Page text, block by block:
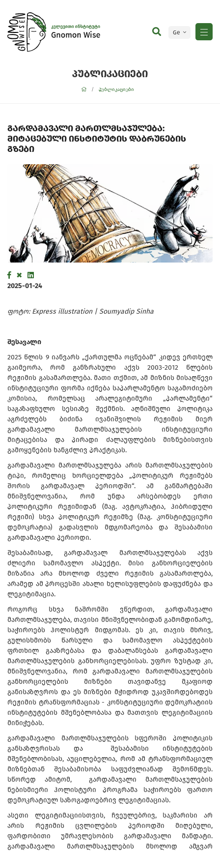
Ge
პუბლიკაციები
პუბლიკაციები
გარდამავალი მართლმსაჯულება:
მიტაცებული ინსტიტუტის დაბრუნების
გზები
2025-01-24
ფოტო: Express illustration | Soumyadip Sinha
შესავალი
2025 წლის 9 იანვარს „ქართულმა ოცნებამ“ კიდევ ერთხელ
გაიმეორა, რომ განზრახული აქვს 2003-2012 წლების
რეჟიმის გასამართლება. მათი თქმით, ამ მიზნის მისაღწევი
ინსტიტუციური ფორმა იქნება საპარლამენტო საგამოძიებო
კომისია, რომელსაც არალეგიტიმური „პარლამენტი“
საგაზაფხულო სესიაზე შექმნის. აღნიშნული პოლიტიკა
აგრძელებს ბიძინა ივანიშვილის რეჟიმის მიერ
გარდამავალი მართლმსაჯულების ინსტიტუციური
მიტაცებისა და პირადი ძალაუფლების მიზნებისთვის
გამოყენების ხანგძლივ პრაქტიკას.
გარდამავალი მართლმსაჯულება არის მართლმსაჯულების
ტიპი, რომელიც ხორციელდება „პოლიტიკურ რეჟიმებს
შორის გარდამავალ პერიოდში“. ამ განმარტებაში
მნიშვნელოვანია, რომ უნდა არსებობდეს ერთი
პოლიტიკური რეჟიმიდან (მაგ. ავტოკრატია, ჰიბრიდული
რეჟიმი) სხვა პოლიტიკურ რეჟიმზე (მაგ. კონსტიტუციური
დემოკრატია) გადასვლის მდგომარეობა და შესაბამისი
გარდამავალი პერიოდი.
შესაბამისად, გარდამავალ მართლმსაჯულებას აქვს
ძლიერი სამომავლო ასპექტი. მისი განხორციელების
მიზანია არა მხოლოდ ძველი რეჟიმის გასამართლება,
არამედ ამ პროცესში ახალი ხელისუფლების დაფუძნება და
ლეგიტიმაცია.
როგორც სხვა ნაშრომში ვწერდით, გარდამავალი
მართლმსაჯულება, თავისი მნიშვნელობიდან გამომდინარე,
საჭიროებს ჰოლისტურ მიდგომას. ეს კი, თავის მხრივ,
გულისხმობს წარსული და სამომავლო ასპექტების
ფრთხილ გააზრებასა და დაბალანსებას გარდამავალი
მართლმსაჯულების განხორციელებისას. უფრო ზუსტად კი,
მნიშვნელოვანია, რომ გარდამავალი მართლმსაჯულების
განხორციელების მიზნები თავიდანვე მკაფიოდ
განისაზღვროს და ეს მიზნები მჭიდროდ უკავშირდებოდეს
რეჟიმის ტრანსფორმაციას - კონსტიტუციური დემოკრატიის
ინსტიტუტების მშენებლობასა და მათთვის ლეგიტიმაციის
მინიჭებას.
გარდამავალი მართლმსაჯულების სფეროში პოლიტიკის
განსაზღვრისას და შესაბამისი ინსტიტუტების
მშენებლობისას, აუცილებელია, რომ ამ ტრანსფორმაციულ
მიზნებთან შესაბამისობა საფუძვლიანად შემოწმდეს.
სწორედ ამიტომ, გარდამავალი მართლმსაჯულების
ნებისმიერი ჰოლისტური პროგრამა საჭიროებს ფართო
დემოკრატიულ საზოგადოებრივ ლეგიტიმაციას.
ასეთი ლეგიტიმაციისთვის, ჩვეულებრივ, საკმარისი არ
არის რეჟიმის ცვლილების პერიოდში მიღებული,
ფარდობითი უმრავლესობის გარდამავალი მანდატი.
გარდამავალი მართლმსაჯულების მხოლოდ ამგვარ